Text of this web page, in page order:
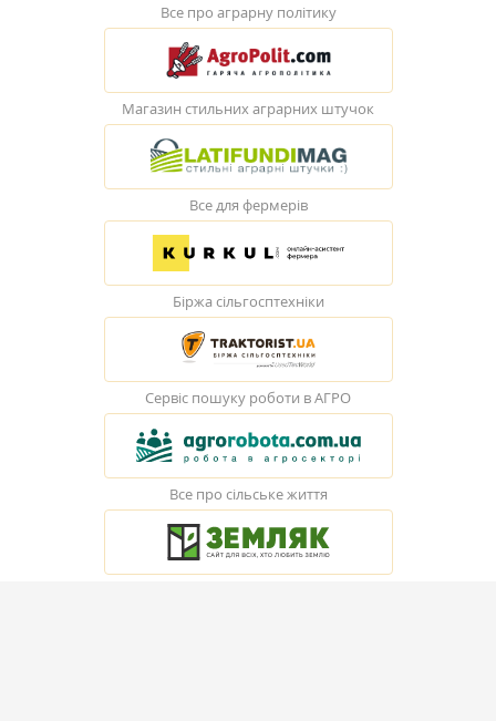
Все про аграрну політику
Магазин стильних аграрних штучок
Все для фермерів
Біржа сільгосптехніки
Сервіс пошуку роботи в АГРО
Все про сільське життя